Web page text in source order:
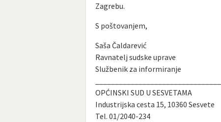
Zagrebu.
S poštovanjem,
Saša Čaldarević
Ravnatelj sudske uprave
Službenik za informiranje
OPĆINSKI SUD U SESVETAMA
Industrijska cesta 15, 10360 Sesvete
Tel. 01/2040-234